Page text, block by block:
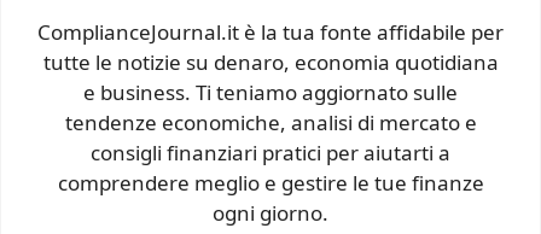
ComplianceJournal.it è la tua fonte affidabile per
tutte le notizie su denaro, economia quotidiana
e business. Ti teniamo aggiornato sulle
tendenze economiche, analisi di mercato e
consigli finanziari pratici per aiutarti a
comprendere meglio e gestire le tue finanze
ogni giorno.